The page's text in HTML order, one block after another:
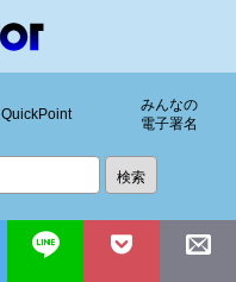
QuickPoint
みんなの
電子署名